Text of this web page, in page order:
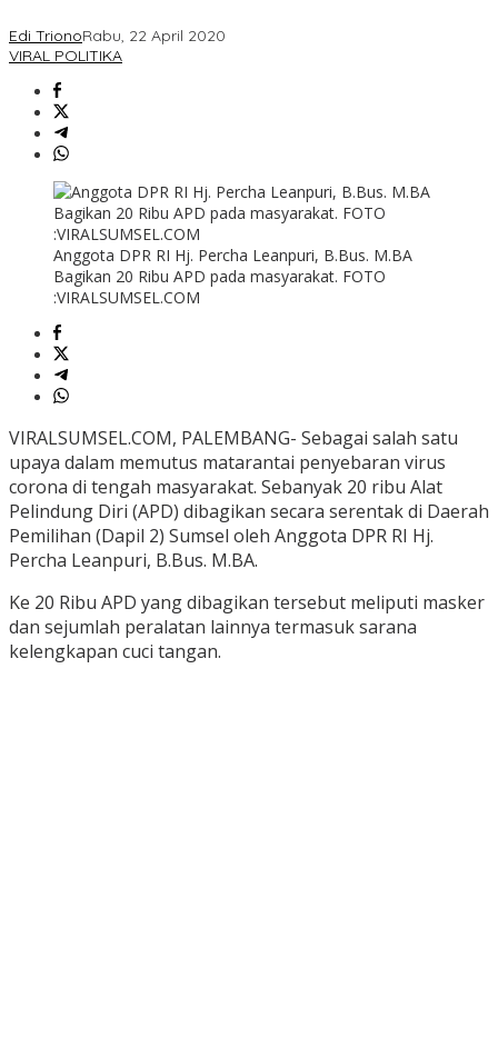
Edi TrionoRabu, 22 April 2020
VIRAL POLITIKA
Anggota DPR RI Hj. Percha Leanpuri, B.Bus. M.BA
Bagikan 20 Ribu APD pada masyarakat. FOTO
:VIRALSUMSEL.COM
VIRALSUMSEL.COM, PALEMBANG- Sebagai salah satu
upaya dalam memutus matarantai penyebaran virus
corona di tengah masyarakat. Sebanyak 20 ribu Alat
Pelindung Diri (APD) dibagikan secara serentak di Daerah
Pemilihan (Dapil 2) Sumsel oleh Anggota DPR RI Hj.
Percha Leanpuri, B.Bus. M.BA.
Ke 20 Ribu APD yang dibagikan tersebut meliputi masker
dan sejumlah peralatan lainnya termasuk sarana
kelengkapan cuci tangan.